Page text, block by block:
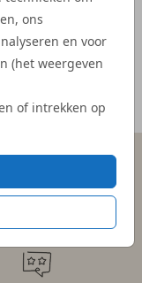
ons
en voor
(het weergeven
of intrekken op
Gratis hulp